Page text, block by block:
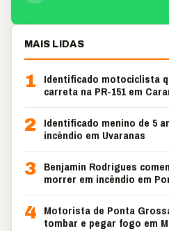
MAIS LIDAS
1
Identificado motociclista
carreta na PR-151 em
2
Identificado menino de 5
incêndio em Uvaranas
3 Benjamin Rodrigues
morrer em incêndio em
4 Motorista de Ponta
tombar e pegar fogo em